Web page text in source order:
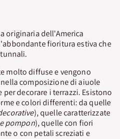
originaria dell'America
fioritura estiva che
molto diffuse e vengono
composizione di aiuole
decorare i terrazzi. Esistono
e colori differenti: da quelle
), quelle caratterizzate
pompon), quelle con fiori
o con petali screziati e